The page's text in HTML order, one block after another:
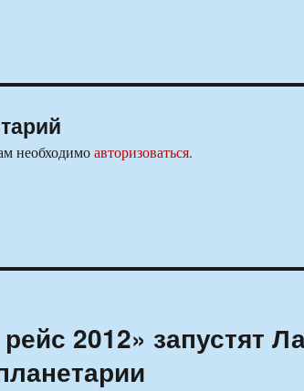
необходимоавторизоваться.
2012» запустят